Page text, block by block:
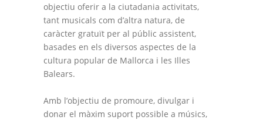
objectiu oferir a la ciutadania activitats,
tant musicals com d’altra natura, de
caràcter gratuït per al públic assistent,
basades en els diversos aspectes de la
cultura popular de Mallorca i les Illes
Balears.
Amb l’objectiu de promoure, divulgar i
donar el màxim suport possible a músics,